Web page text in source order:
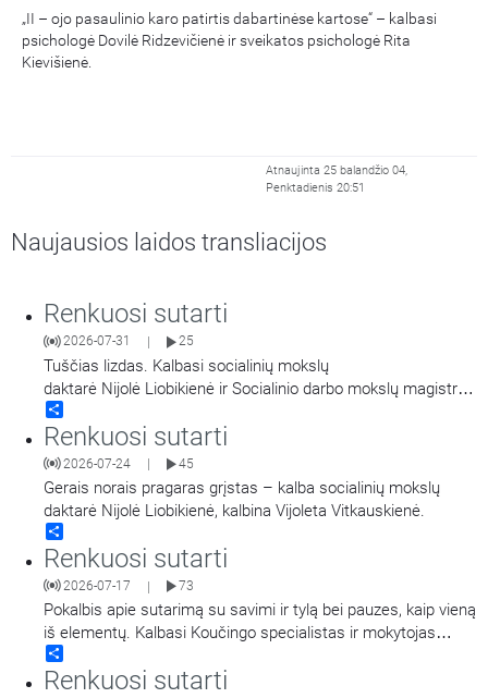
„II – ojo pasaulinio karo patirtis dabartinėse kartose“ – kalbasi
psichologė Dovilė Ridzevičienė ir sveikatos psichologė Rita
Kievišienė.
Atnaujinta 25 balandžio 04,
Penktadienis 20:51
Naujausios laidos transliacijos
Renkuosi sutarti
2026-07-31 25
Tuščias lizdas. Kalbasi socialinių mokslų
daktarė Nijolė Liobikienė ir Socialinio darbo mokslų magistrė
Violeta Vitkauskienė.
Renkuosi sutarti
2026-07-24 45
Gerais norais pragaras grįstas – kalba socialinių mokslų
daktarė Nijolė Liobikienė, kalbina Vijoleta Vitkauskienė.
Renkuosi sutarti
2026-07-17 | 73
Pokalbis apie sutarimą su savimi ir tylą bei pauzes, kaip vieną
iš elementų. Kalbasi Koučingo specialistas ir mokytojas
besidarbuojantis su vadovais Paulius Ratė ir psichologinės-
emocinės sveikatos specialistė Janina Sabaitė.
Renkuosi sutarti